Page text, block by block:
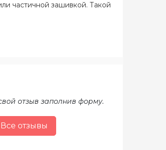
частичной зашивкой. Такой
отзыв заполнив форму.
Все отзывы